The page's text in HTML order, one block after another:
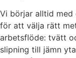
Vi börjar alltid med
för att välja rätt
arbetsflöde: tvätt
slipning till jämn